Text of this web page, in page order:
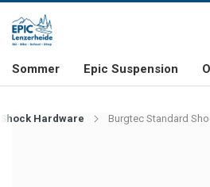
& FREERIDE-SPEZIALIST SCHWEIZER
Sommer Epic Suspension
Hardware Burgtec Standard